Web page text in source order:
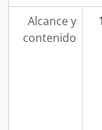
Alcance y
contenido